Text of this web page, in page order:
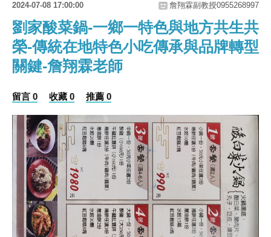
2024-07-08 17:00:00 詹翔霖副教授0955268997
劉家酸菜鍋-一鄉一特色與地方共生共
榮-傳統在地特色小吃傳承與品牌轉型
關鍵-詹翔霖老師
留言 0 收藏 0 推薦 0